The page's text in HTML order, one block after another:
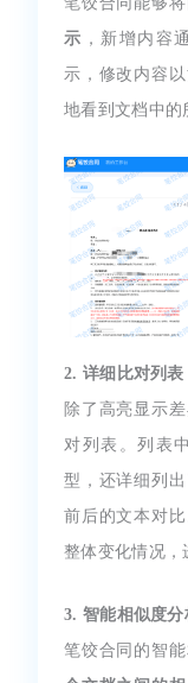
示 ，新增内容
示，修改内容
地看到文档中的
2. 详细比对列表
除了高亮显示
对列表。列表
型，还详细列
前后的文本对
整体变化情况
3. 智能相似度分
笔饺合同的智